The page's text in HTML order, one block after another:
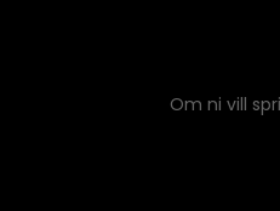
Om ni vill